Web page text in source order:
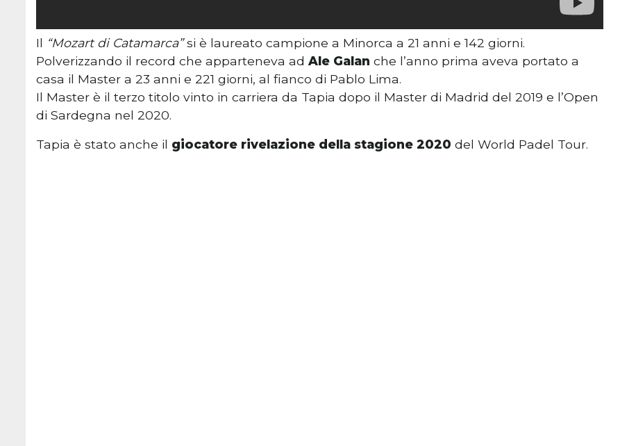
Il “Mozart di Catamarca”si è laureato campione a Minorca a 21 anni e 142 giorni.
Polverizzando il record che apparteneva ad Ale Galan che l’anno prima aveva portato a
casa il Master a 23 anni e 221 giorni, al fianco di Pablo Lima.
Il Master è il terzo titolo vinto in carriera da Tapia dopo il Master di Madrid del 2019 e l’Open
di Sardegna nel 2020.
Tapia è stato anche il giocatore rivelazione della stagione 2020 del World Padel Tour.